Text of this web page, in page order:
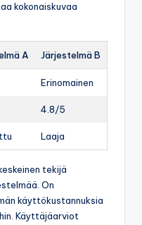
kokonaiskuvaa
A Järjestelmä B
Erinomainen
4.8/5
Laaja
tekijä
On
käyttökustannuksia
Käyttäjäarviot